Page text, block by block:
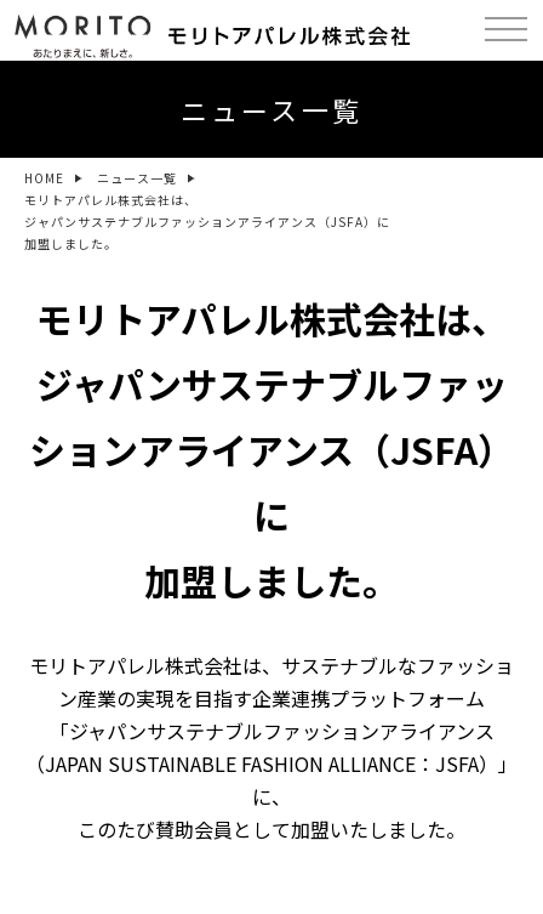
ニュース一覧
HOME
ニュース一覧
モリトアパレル株式会社は、
ジャパンサステナブルファッションアライアンス（JSFA）に
加盟しました。
モリトアパレル株式会社は、
ジャパンサステナブルファッ
ションアライアンス（JSFA）
に
加盟しました。
モリトアパレル株式会社は、サステナブルなファッショ
ン産業の実現を目指す企業連携プラットフォーム
「ジャパンサステナブルファッションアライアンス
（JAPAN SUSTAINABLE FASHION ALLIANCE：JSFA）」
に、
このたび賛助会員として加盟いたしました。